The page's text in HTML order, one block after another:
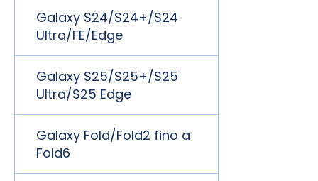
Galaxy S24/S24+/S24
Ultra/FE/Edge
Galaxy S25/S25+/S25
Ultra/S25 Edge
Galaxy Fold/Fold2 fino a
Fold6